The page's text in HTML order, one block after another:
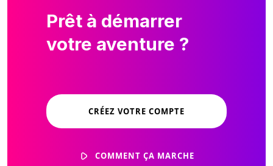
Prêt à démarrer
votre aventure ?
CRÉEZ VOTRE COMPTE
COMMENT ÇA MARCHE